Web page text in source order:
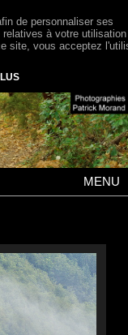
MENU
de personnaliser ses
à votre
site, vous acceptez